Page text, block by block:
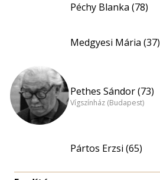
Péchy Blanka (78)
Medgyesi Mária (37)
Pethes Sándor (73)
Vígszínház (Budapest)
Pártos Erzsi (65)